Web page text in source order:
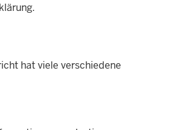
hat viele verschiedene